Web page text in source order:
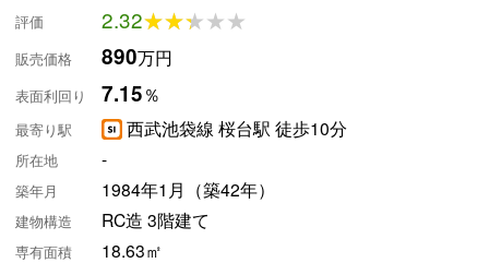
評価 2.32★★★★★
★★★★★
販売価格 890万円
表面利回り 7.15％
最寄り駅 西武池袋線 桜台駅 徒歩10分
所在地 -
築年月 1984年1月（築42年）
建物構造 RC造 3階建て
専有面積 18.63㎡